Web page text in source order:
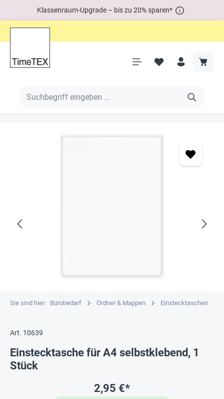
Klassenraum-Upgrade – bis zu 20% sparen*
Sie sind hier: Bürobedarf Ordner & Mappen Einstecktaschen
Art. 10639
Einstecktasche für A4 selbstklebend, 1
Stück
2,95 €*